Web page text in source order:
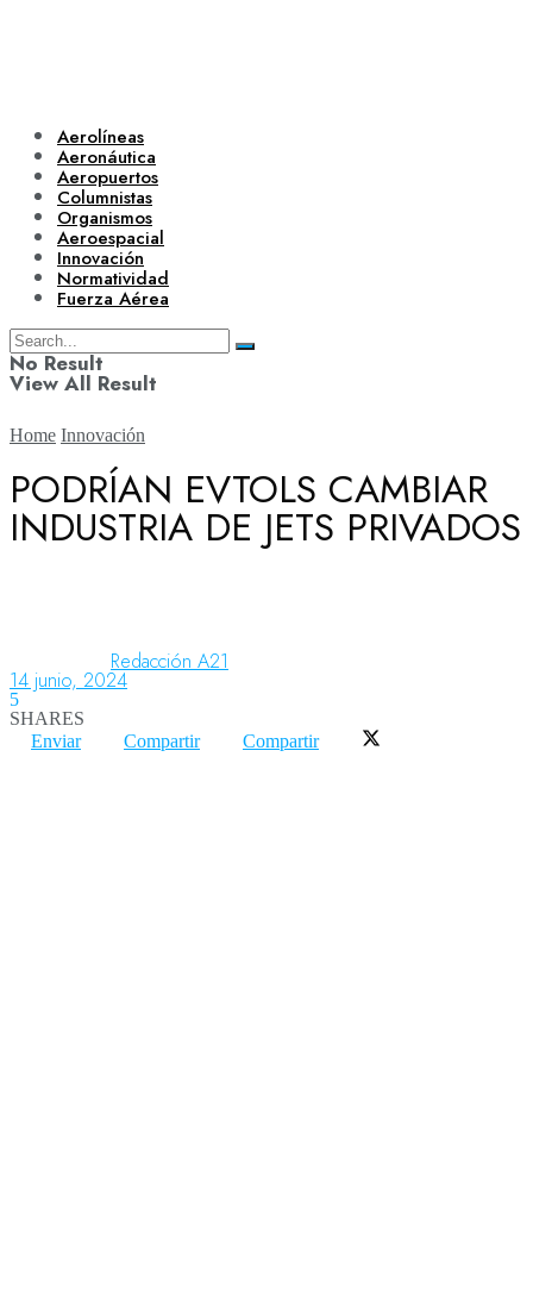
Aerolíneas
Aeronáutica
Aeropuertos
Columnistas
Organismos
Aeroespacial
Innovación
Normatividad
Fuerza Aérea
No Result
View All Result
Aerolíneas
Aeropuertos
Home Innovación
PODRÍAN EVTOLS CAMBIAR
INDUSTRIA DE JETS PRIVADOS
Redacción A21
14 junio, 2024
5
SHARES
Enviar
Compartir Compartir